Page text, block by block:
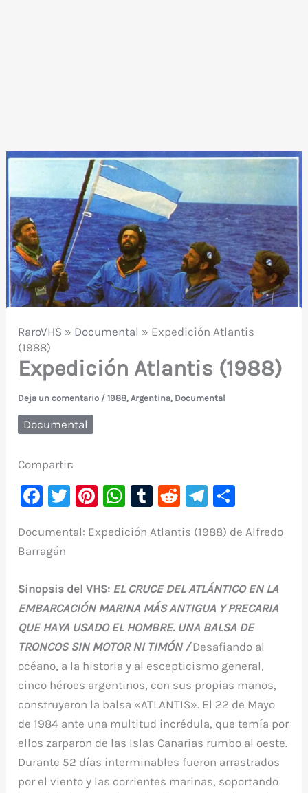
RaroVHS » Documental » Expedición Atlantis
(1988)
Expedición Atlantis (1988)
Deja un comentario /1988,Argentina, Documental
Documental
Compartir:
F
c
e
b
o
o
k
T
it
r
Pi
er
st
W
at
A
p
p
T
m
r
R
d
t
Te
gr
m
m
ar
ti
r
Documental: Expedición Atlantis (1988) de Alfredo
Barragán
Sinopsis del VHS: EL CRUCE DEL ATLÁNTICO EN LA
EMBARCACIÓN MARINA MÁS ANTIGUA Y PRECARIA
QUE HAYA USADO EL HOMBRE. UNA BALSA DE
TRONCOS SIN MOTOR NI TIMÓN /Desafiando al
océano, a la historia y al escepticismo general,
cinco héroes argentinos, con sus propias manos,
construyeron la balsa «ATLANTIS». El 22 de Mayo
de 1984 ante una multitud incrédula, que temía por
ellos zarparon de las Islas Canarias rumbo al oeste.
Durante 52 días interminables fueron arrastrados
por el viento y las corrientes marinas, soportando